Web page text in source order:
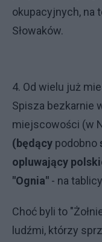
okupacyjnych, na
Słowaków.
4. Od wielu już
Spisza bezkarnie
miejscowości (w
(będący podobno
opluwający
"Ognia" - na
Choć byli to
ludźmi, którzy